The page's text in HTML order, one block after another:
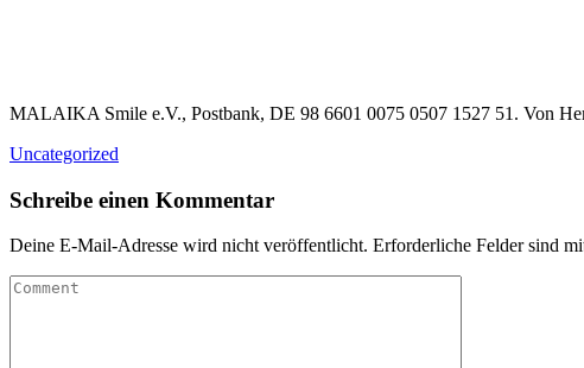
MALAIKA Smile e.V., Postbank, DE 98 6601 0075 0507 1527 51. Von
Uncategorized
Schreibe einen Kommentar
Deine E-Mail-Adresse wird nicht veröffentlicht. Erforderliche Felder sind